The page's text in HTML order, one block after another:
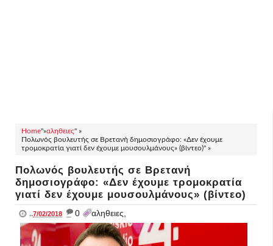
Home"»αληθειες" »
Πολωνός βουλευτής σε Βρετανή δημοσιογράφο: «Δεν έχουμε
τρομοκρατία γιατί δεν έχουμε μουσουλμάνους» (βίντεο)" »
Πολωνός βουλευτής σε Βρετανή
δημοσιογράφο: «Δεν έχουμε τρομοκρατία
γιατί δεν έχουμε μουσουλμάνους» (βίντεο)
..7/02/2018 _ 0 αληθειες,